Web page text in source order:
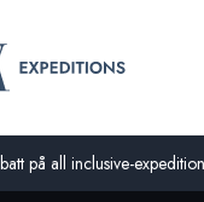
på all inclusive-